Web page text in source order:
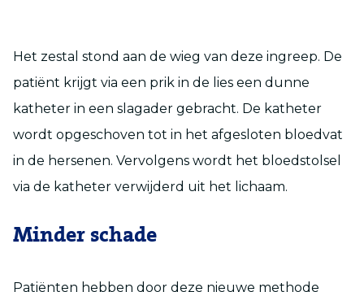
Het zestal stond aan de wieg van deze ingreep. De
patiënt krijgt via een prik in de lies een dunne
katheter in een slagader gebracht. De katheter
wordt opgeschoven tot in het afgesloten bloedvat
in de hersenen. Vervolgens wordt het bloedstolsel
via de katheter verwijderd uit het lichaam.
Minder schade
Patiënten hebben door deze nieuwe methode